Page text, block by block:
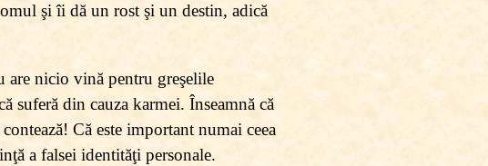
şi îi dă un rost şi un destin, adică
are nicio vină pentru greşelile
suferă din cauza karmei. Înseamnă că
Că este important numai ceea
a falsei identităţi personale.